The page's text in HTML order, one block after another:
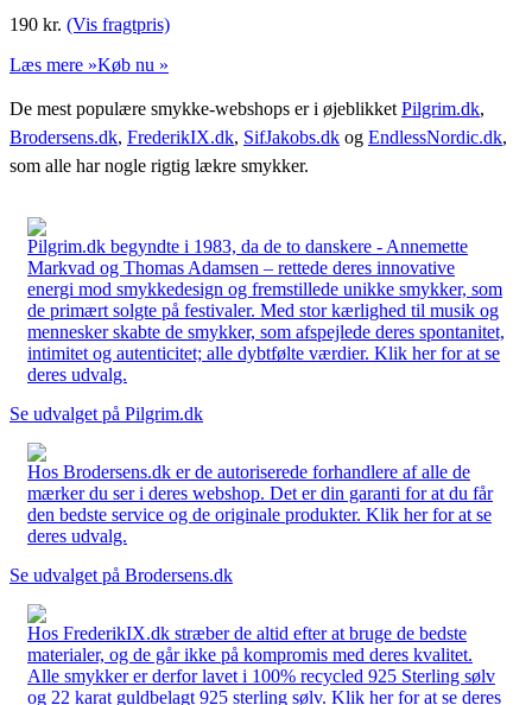
190 kr. (Vis fragtpris)
Læs mere »Køb nu »
De mest populære smykke-webshops er i øjeblikket Pilgrim.dk,
Brodersens.dk, FrederikIX.dk, SifJakobs.dk og EndlessNordic.dk,
som alle har nogle rigtig lækre smykker.
Pilgrim.dk begyndte i 1983, da de to danskere - Annemette
Markvad og Thomas Adamsen – rettede deres innovative
energi mod smykkedesign og fremstillede unikke smykker, som
de primært solgte på festivaler. Med stor kærlighed til musik og
mennesker skabte de smykker, som afspejlede deres spontanitet,
intimitet og autenticitet; alle dybtfølte værdier. Klik her for at se
deres udvalg.
Se udvalget på Pilgrim.dk
Hos Brodersens.dk er de autoriserede forhandlere af alle de
mærker du ser i deres webshop. Det er din garanti for at du får
den bedste service og de originale produkter. Klik her for at se
deres udvalg.
Se udvalget på Brodersens.dk
Hos FrederikIX.dk stræber de altid efter at bruge de bedste
materialer, og de går ikke på kompromis med deres kvalitet.
Alle smykker er derfor lavet i 100% recycled 925 Sterling sølv
og 22 karat guldbelagt 925 sterling sølv. Klik her for at se deres